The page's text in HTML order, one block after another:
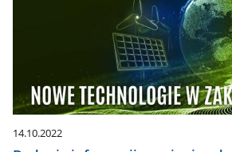
14.10.2022